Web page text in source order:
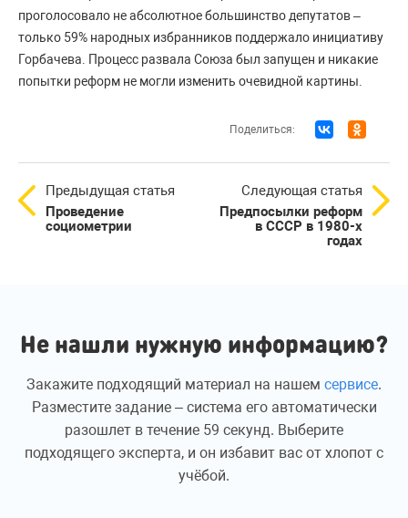
проголосовало не абсолютное большинство депутатов –
только 59% народных избранников поддержало инициативу
Горбачева. Процесс развала Союза был запущен и никакие
попытки реформ не могли изменить очевидной картины.
Поделиться:
Предыдущая статья
Проведение
социометрии
Следующая статья
Предпосылки реформ
в СССР в 1980-х
годах
Не нашли нужную информацию?
Закажите подходящий материал на нашем сервисе.
Разместите задание – система его автоматически
разошлет в течение 59 секунд. Выберите
подходящего эксперта, и он избавит вас от хлопот с
учёбой.